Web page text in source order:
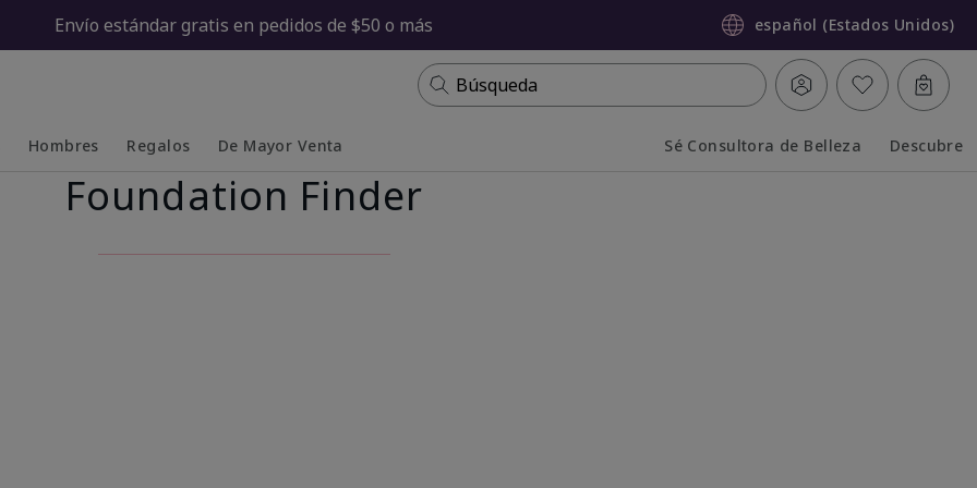
Envío estándar gratis en pedidos de $50 o más español (Estados Unidos)
Búsqueda
Hombres
Collapsed
Expanded
Regalos De Mayor Venta Sé Consultora de Belleza Descubre
Foundation Finder